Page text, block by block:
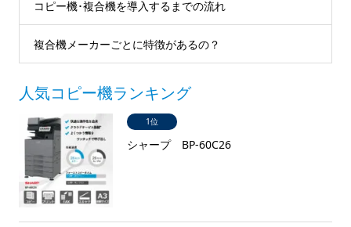
コピー機･複合機を導入するまでの流れ
複合機メーカーごとに特徴があるの？
人気コピー機ランキング
1位
シャープ BP-60C26